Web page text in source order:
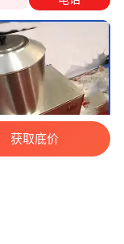
获取底价